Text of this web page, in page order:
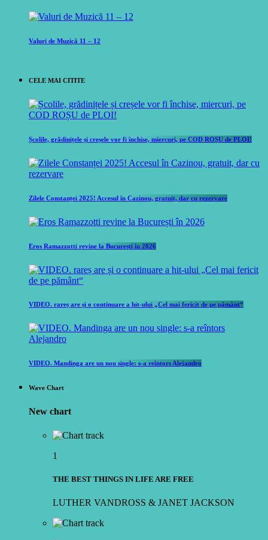
Valuri de Muzică 11 – 12
CELE MAI CITITE
Școlile, grădinițele și creșele vor fi închise, miercuri, pe COD ROȘU de PLOI!
Zilele Constanței 2025! Accesul în Cazinou, gratuit, dar cu rezervare
Eros Ramazzotti revine la București în 2026
VIDEO. rareș are și o continuare a hit-ului „Cel mai fericit de pe pământ“
VIDEO. Mandinga are un nou single: s-a reîntors Alejandro
Wave Chart
New chart
1
THE BEST THINGS IN LIFE ARE FREE
LUTHER VANDROSS & JANET JACKSON